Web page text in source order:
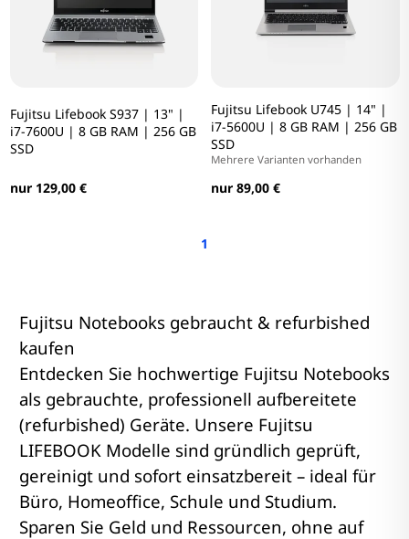
Fujitsu Lifebook S937 | 13" |
i7-7600U | 8 GB RAM | 256 GB
SSD
nur 129,00 €
Fujitsu Lifebook U745 | 14" |
i7-5600U | 8 GB RAM | 256 GB
SSD
Mehrere Varianten vorhanden
nur 89,00 €
1
Fujitsu Notebooks gebraucht & refurbished
kaufen
Entdecken Sie hochwertige Fujitsu Notebooks
als gebrauchte, professionell aufbereitete
(refurbished) Geräte. Unsere Fujitsu
LIFEBOOK Modelle sind gründlich geprüft,
gereinigt und sofort einsatzbereit – ideal für
Büro, Homeoffice, Schule und Studium.
Sparen Sie Geld und Ressourcen, ohne auf